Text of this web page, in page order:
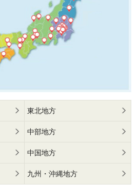
東北地方
中部地方
中国地方
九州・沖縄地方